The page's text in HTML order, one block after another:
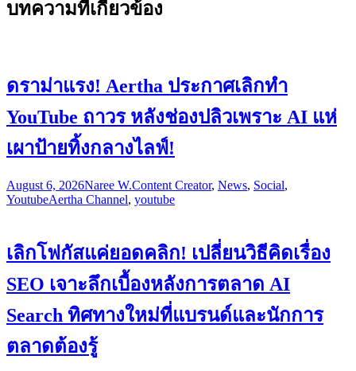
บทความที่เกี่ยวข้อง
ดราม่าแรง! Aertha ประกาศเลิกทำ
YouTube ถาวร หลังช่องปลิวเพราะ AI แห่
เผาป้ายทิ้งกลางไลฟ์!
August 6, 2026Naree W.Content Creator, News, Social,
YoutubeAertha Channel, youtube
เลิกโฟกัสแค่ยอดคลิก! เปลี่ยนวิธีคิดเรื่อง
SEO เจาะลึกเบื้องหลังการตลาด AI
Search ทิศทางใหม่ที่แบรนด์และนักการ
ตลาดต้องรู้